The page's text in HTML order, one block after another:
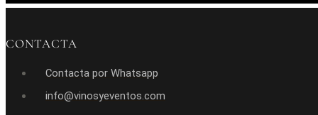
CONTACTA
Contacta por Whatsapp
info@vinosyeventos.com